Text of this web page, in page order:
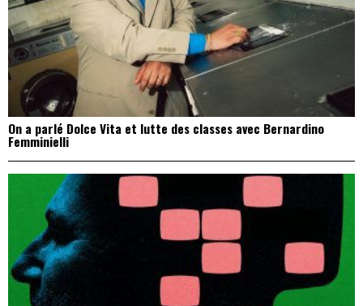
On a parlé Dolce Vita et lutte des classes avec Bernardino
Femminielli